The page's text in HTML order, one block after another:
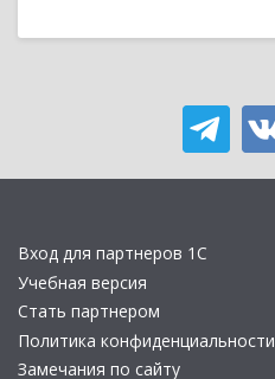
Вход для партнеров 1С
Учебная версия
Стать партнером
Политика конфиденциальности
Замечания по сайту